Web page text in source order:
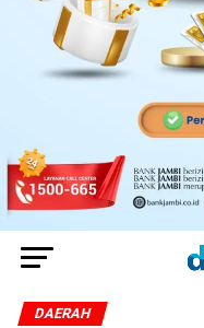
DAERAH